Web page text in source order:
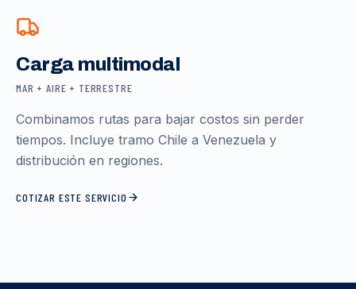
Carga multimodal
MAR + AIRE + TERRESTRE
Combinamos rutas para bajar costos sin perder
tiempos. Incluye tramo Chile a Venezuela y
distribución en regiones.
COTIZAR ESTE SERVICIO